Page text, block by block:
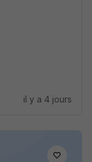
il y a 4 jours